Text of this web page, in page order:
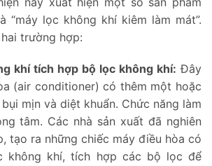
“máy lọc không khí kiêm làm mát”.
trường hợp:
khí tích hợp bộ lọc không khí: Đây
(air conditioner) có thêm một hoặc
mịn và diệt khuẩn. Chức năng làm
tâm. Các nhà sản xuất đã nghiên
tạo ra những chiếc máy điều hòa có
không khí, tích hợp các bộ lọc để